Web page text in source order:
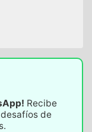
Recibe
de